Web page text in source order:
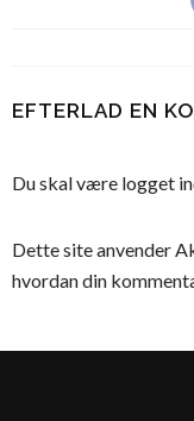
EFTERLAD EN
Du skal være logget
Dette site anvender
hvordan din